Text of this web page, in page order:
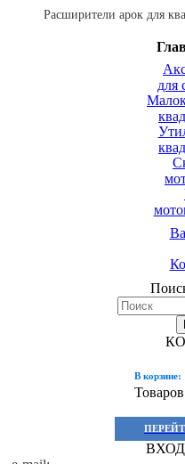
Расширители арок для
для
В корзине: